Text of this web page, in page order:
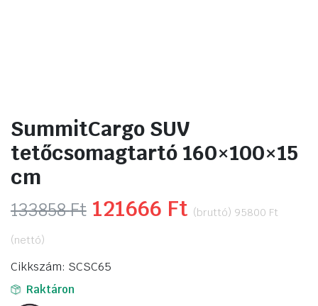
SummitCargo SUV
tetőcsomagtartó 160×100×15
cm
133858Ft Original
was:
121666 Ft Current
(bruttó) 95800 Ft
(nettó)
Cikkszám: SCSC65
Raktáron